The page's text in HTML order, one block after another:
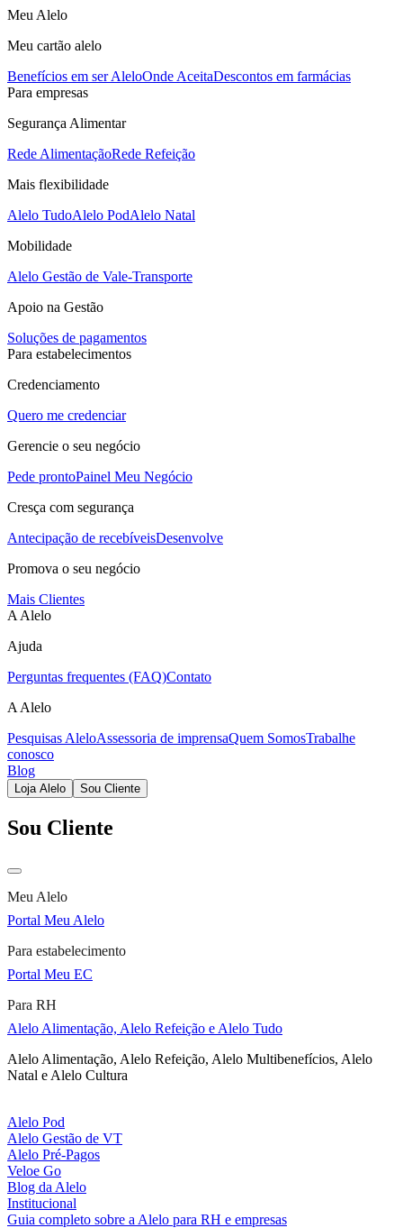
Meu Alelo
Meu cartão alelo
Benefícios em ser AleloOnde AceitaDescontos em farmácias
Para empresas
Segurança Alimentar
Rede AlimentaçãoRede Refeição
Mais flexibilidade
Alelo TudoAlelo PodAlelo Natal
Mobilidade
Alelo Gestão de Vale-Transporte
Apoio na Gestão
Soluções de pagamentos
Para estabelecimentos
Credenciamento
Quero me credenciar
Gerencie o seu negócio
Pede prontoPainel Meu Negócio
Cresça com segurança
Antecipação de recebíveisDesenvolve
Promova o seu negócio
Mais Clientes
A Alelo
Ajuda
Perguntas frequentes (FAQ)Contato
A Alelo
Pesquisas AleloAssessoria de imprensaQuem SomosTrabalhe
conosco
Blog
Loja Alelo Sou Cliente
Sou Cliente
Meu Alelo
Portal Meu Alelo
Para estabelecimento
Portal Meu EC
Para RH
Alelo Alimentação, Alelo Refeição e Alelo Tudo
Alelo Alimentação, Alelo Refeição, Alelo Multibenefícios, Alelo
Natal e Alelo Cultura
Alelo Pod
Alelo Gestão de VT
Alelo Pré-Pagos
Veloe Go
Blog da Alelo
Institucional
Guia completo sobre a Alelo para RH e empresas